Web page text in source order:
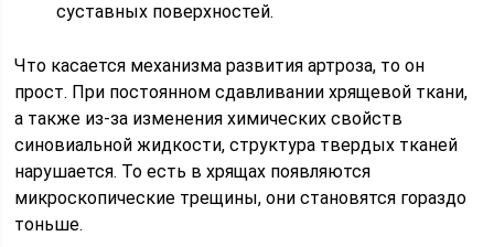
суставных поверхностей.
Что касается механизма развития артроза, то он
прост. При постоянном сдавливании хрящевой ткани,
а также из-за изменения химических свойств
синовиальной жидкости, структура твердых тканей
нарушается. То есть в хрящах появляются
микроскопические трещины, они становятся гораздо
тоньше.